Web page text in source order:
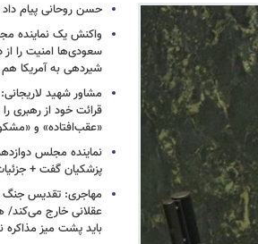
حسن روحانی پیام داد
واکنش یک نماینده
سعودی‌ها امنیت را از
شیردهی به آمریکا هم
مشاور شهید
قرائت خود از رهبری
«عقب‌افتاده» و
نماینده مجلس
پزشکیان گفت +
مهاجری: تقدیس جنگ
عقلانی خارج
باید پشت میز